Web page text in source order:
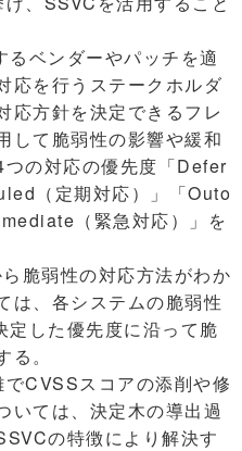
ベンダーやパッチを適
応を行うステークホルダ
応方針を決定できるフレ
して脆弱性の影響や緩和
の対応の優先度「Defer
（定期対応）」「Outo
（緊急対応）」を
脆弱性の対応方法がわか
は、各システムの脆弱性
した優先度に沿って脆
。
CVSSスコアの添削や修
いては、決定木の導出過
の特徴により解決す